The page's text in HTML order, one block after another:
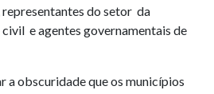
do setor da
e agentes governamentais de
a obscuridade que os municípios